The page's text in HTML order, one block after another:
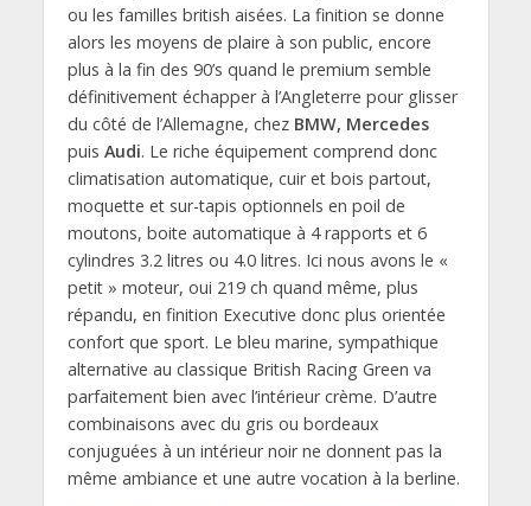
ou les familles british aisées. La finition se donne
alors les moyens de plaire à son public, encore
plus à la fin des 90’s quand le premium semble
définitivement échapper à l’Angleterre pour glisser
du côté de l’Allemagne, chez BMW, Mercedes
puis Audi. Le riche équipement comprend donc
climatisation automatique, cuir et bois partout,
moquette et sur-tapis optionnels en poil de
moutons, boite automatique à 4 rapports et 6
cylindres 3.2 litres ou 4.0 litres. Ici nous avons le «
petit » moteur, oui 219 ch quand même, plus
répandu, en finition Executive donc plus orientée
confort que sport. Le bleu marine, sympathique
alternative au classique British Racing Green va
parfaitement bien avec l’intérieur crème. D’autre
combinaisons avec du gris ou bordeaux
conjuguées à un intérieur noir ne donnent pas la
même ambiance et une autre vocation à la berline.